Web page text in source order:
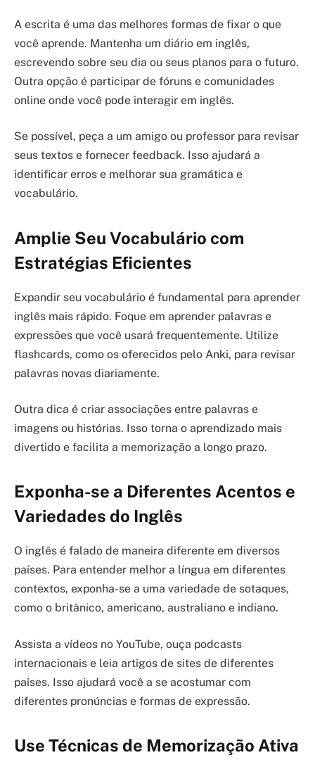
A escrita é uma das melhores formas de fixar o que
você aprende. Mantenha um diário em inglês,
escrevendo sobre seu dia ou seus planos para o futuro.
Outra opção é participar de fóruns e comunidades
online onde você pode interagir em inglês.
Se possível, peça a um amigo ou professor para revisar
seus textos e fornecer feedback. Isso ajudará a
identificar erros e melhorar sua gramática e
vocabulário.
Amplie Seu Vocabulário com
Estratégias Eficientes
Expandir seu vocabulário é fundamental para aprender
inglês mais rápido. Foque em aprender palavras e
expressões que você usará frequentemente. Utilize
flashcards, como os oferecidos pelo Anki, para revisar
palavras novas diariamente.
Outra dica é criar associações entre palavras e
imagens ou histórias. Isso torna o aprendizado mais
divertido e facilita a memorização a longo prazo.
Exponha-se a Diferentes Acentos e
Variedades do Inglês
O inglês é falado de maneira diferente em diversos
países. Para entender melhor a língua em diferentes
contextos, exponha-se a uma variedade de sotaques,
como o britânico, americano, australiano e indiano.
Assista a vídeos no YouTube, ouça podcasts
internacionais e leia artigos de sites de diferentes
países. Isso ajudará você a se acostumar com
diferentes pronúncias e formas de expressão.
Use Técnicas de Memorização Ativa